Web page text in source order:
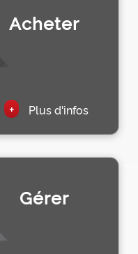
Acheter
+ Plus d'infos
Gérer